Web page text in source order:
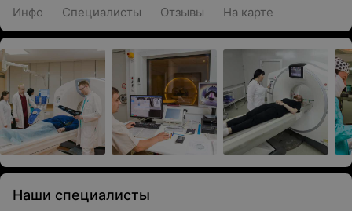
Инфо Специалисты Отзывы На карте
Наши специалисты